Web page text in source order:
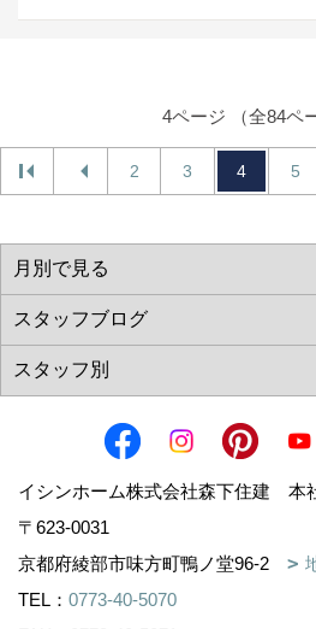
4ページ （全84ペ
2 3 4 5
イシンホーム株式会社森下住建 本
〒623-0031
京都府綾部市味方町鴨ノ堂96-2
TEL： 0773-40-5070